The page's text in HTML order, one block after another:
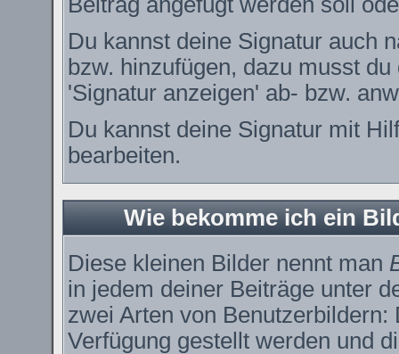
Du kannst deine Signatur auch
bzw. hinzufügen, dazu musst
'Signatur anzeigen' ab- bzw.
Du kannst deine Signatur mit
bearbeiten.
Wie bekomme ich ein
Diese kleinen Bilder nennt man
in jedem deiner Beiträge unter
zwei Arten von
Verfügung gestellt werden und